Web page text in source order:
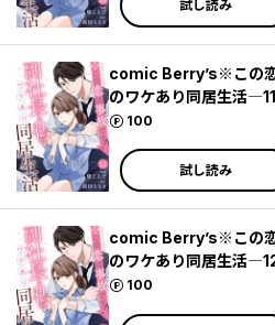
試し読み
comic Berry’s※この
のワケあり同居生活
100
ポイント
試し読み
comic Berry’s※この
のワケあり同居生活
100
ポイント